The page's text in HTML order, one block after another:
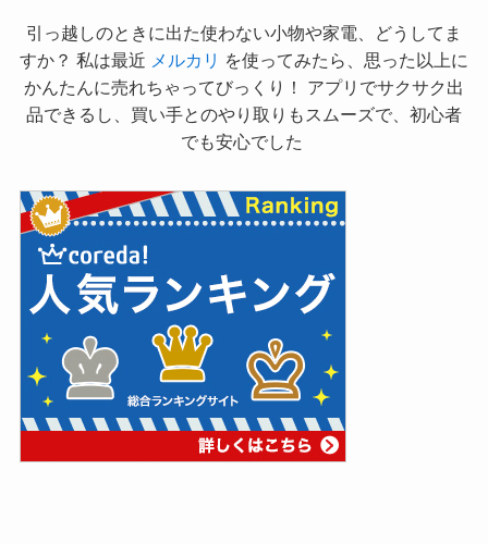
引っ越しのときに出た使わない小物や家電、どうしてま
すか？ 私は最近 メルカリ を使ってみたら、思った以上に
かんたんに売れちゃってびっくり！ アプリでサクサク出
品できるし、買い手とのやり取りもスムーズで、初心者
でも安心でした